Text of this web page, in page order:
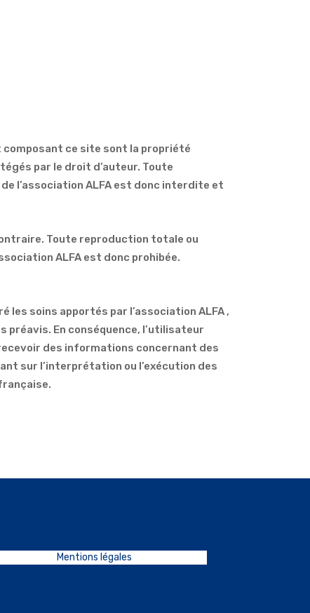
composant ce site sont la propriété
par le droit d’auteur. Toute
l’association ALFA est donc interdite et
Toute reproduction totale ou
ALFA est donc prohibée.
les soins apportés par l’association ALFA ,
En conséquence, l’utilisateur
des informations concernant des
sur l’interprétation ou l’exécution des
Mentions légales